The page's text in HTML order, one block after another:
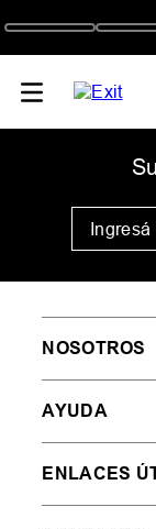
NOSOTROS
AYUDA
ENLACES